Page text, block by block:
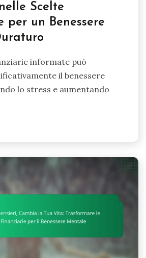
Scelte
per un Benessere
informate può
il benessere
lo stress e aumentando